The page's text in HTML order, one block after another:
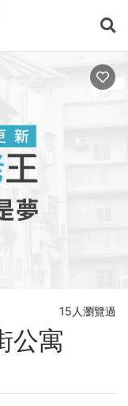
15人瀏覽過
公寓